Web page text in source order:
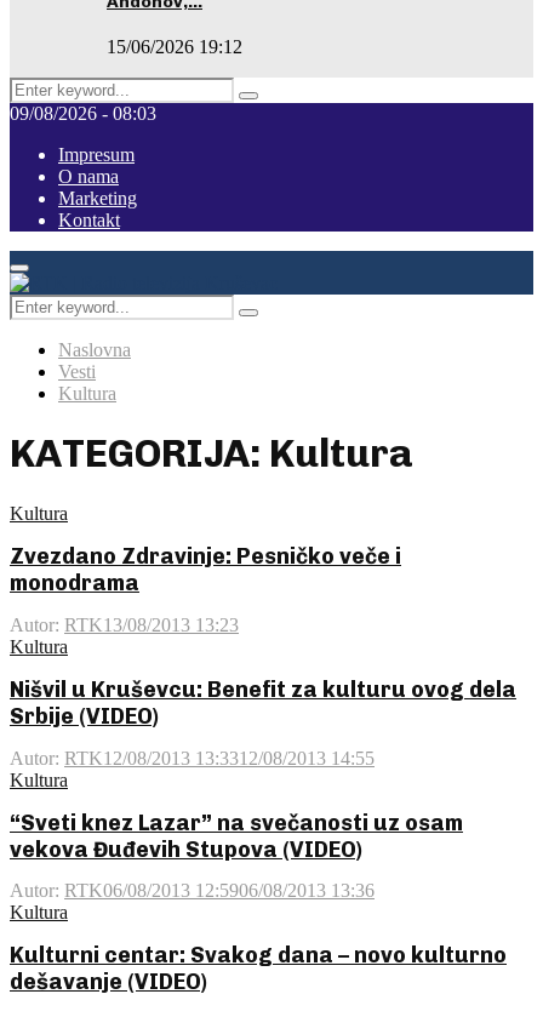
15/06/2026 19:12
Search
for:
Pretraga
09/08/2026 - 08:03
Impresum
O nama
Marketing
Kontakt
Facebook
Instagram
Youtube
Primary
Menu
Search
for:
Pretraga
Naslovna
Vesti
Kultura
KATEGORIJA: Kultura
Kultura
Zvezdano Zdravinje: Pesničko veče i
monodrama
Autor: RTK13/08/2013 13:23
Kultura
Nišvil u Kruševcu: Benefit za kulturu ovog dela
Srbije (VIDEO)
Autor: RTK12/08/2013 13:3312/08/2013 14:55
Kultura
“Sveti knez Lazar” na svečanosti uz osam
vekova Đuđevih Stupova (VIDEO)
Autor: RTK06/08/2013 12:5906/08/2013 13:36
Kultura
Kulturni centar: Svakog dana – novo kulturno
dešavanje (VIDEO)